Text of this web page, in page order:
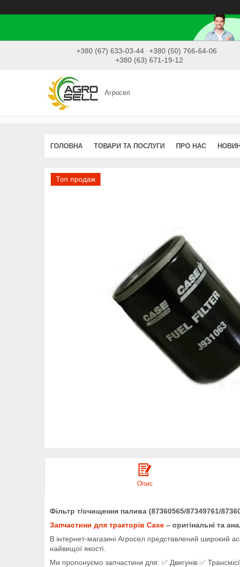
+380 (67) 633-03-44
+380 (50) 766-64-06
+380 (63) 671-19-12
Агросел
ГОЛОВНА ТОВАРИ ТА ПОСЛУГИ ПРО НАС
Топ продаж
Опис
Фільтр т/очищення палива (87360565/87349761/
Запчастини для тракторів Case – оригінальні та
В інтернет-магазині Агросел представлений широкий
найвищої якості.
Ми пропонуємо запчастини для: ✅ Двигунів ✅